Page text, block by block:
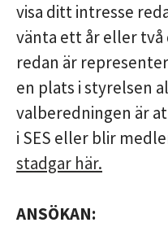
visa ditt intresse
vänta ett år eller
redan är
en plats i styrelsen
valberedningen är
i SES eller blir
stadgar här.
ANSÖKAN: